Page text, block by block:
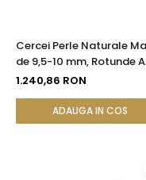
Cercei Perle Naturale
de 9,5-10 mm, Rotunde
Aur 14K (aur 585) |
1.240,86 RON
ADAUGA IN COS